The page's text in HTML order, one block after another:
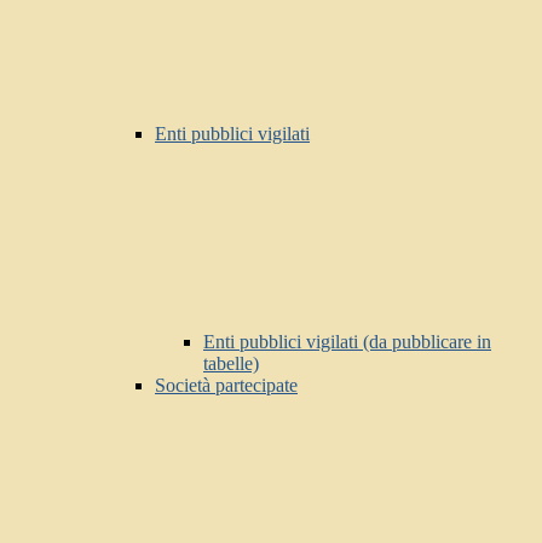
Enti pubblici vigilati
Enti pubblici vigilati (da pubblicare in
tabelle)
Società partecipate